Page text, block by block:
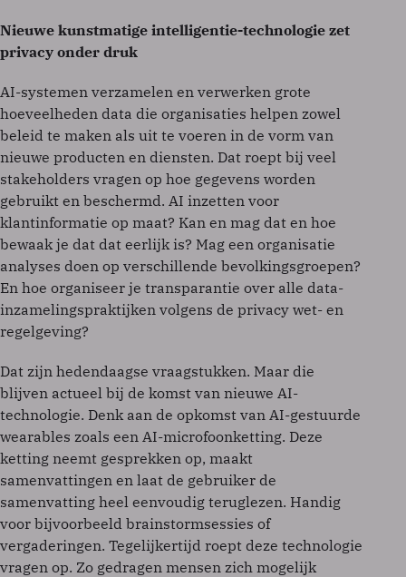
Nieuwe kunstmatige intelligentie-technologie zet
privacy onder druk
AI-systemen verzamelen en verwerken grote
hoeveelheden data die organisaties helpen zowel
beleid te maken als uit te voeren in de vorm van
nieuwe producten en diensten. Dat roept bij veel
stakeholders vragen op hoe gegevens worden
gebruikt en beschermd. AI inzetten voor
klantinformatie op maat? Kan en mag dat en hoe
bewaak je dat dat eerlijk is? Mag een organisatie
analyses doen op verschillende bevolkingsgroepen?
En hoe organiseer je transparantie over alle data-
inzamelingspraktijken volgens de privacy wet- en
regelgeving?
Dat zijn hedendaagse vraagstukken. Maar die
blijven actueel bij de komst van nieuwe AI-
technologie. Denk aan de opkomst van AI-gestuurde
wearables zoals een AI-microfoonketting. Deze
ketting neemt gesprekken op, maakt
samenvattingen en laat de gebruiker de
samenvatting heel eenvoudig teruglezen. Handig
voor bijvoorbeeld brainstormsessies of
vergaderingen. Tegelijkertijd roept deze technologie
vragen op. Zo gedragen mensen zich mogelijk